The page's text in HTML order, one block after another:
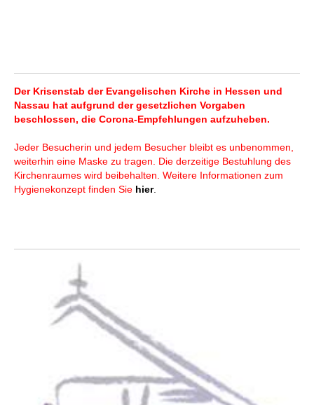
Der Krisenstab der Evangelischen Kirche in Hessen und
Nassau hat aufgrund der gesetzlichen Vorgaben
beschlossen, die Corona-Empfehlungen aufzuheben.
Jeder Besucherin und jedem Besucher bleibt es unbenommen,
weiterhin eine Maske zu tragen. Die derzeitige Bestuhlung des
Kirchenraumes wird beibehalten. Weitere Informationen zum
Hygienekonzept finden Sie hier.